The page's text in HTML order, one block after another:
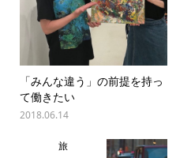
「みんな違う」の前提を持っ
て働きたい
2018.06.14
旅